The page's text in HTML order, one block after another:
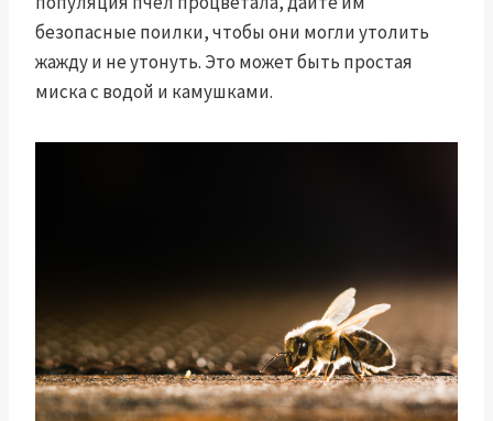
безопасные поилки, чтобы они могли утолить
жажду и не утонуть. Это может быть простая
миска с водой и камушками.